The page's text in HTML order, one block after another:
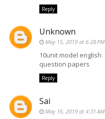
Reply
Unknown
May 15, 2019 at 6:28 PM
10unit model english
question papers
Reply
Sai
May 16, 2019 at 4:31 AM